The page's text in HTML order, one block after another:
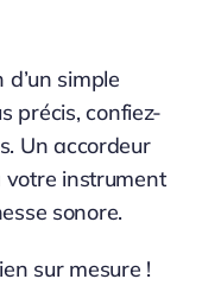
simple
précis, confiez-
Un accordeur
instrument
sonore.
sur mesure !